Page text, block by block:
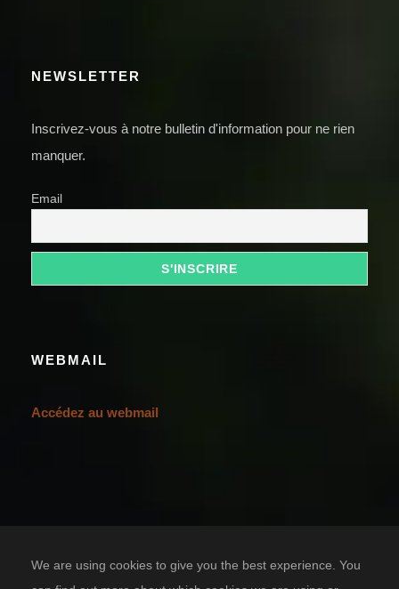
NEWSLETTER
Inscrivez-vous à notre bulletin d'information pour ne rien
manquer.
Email
WEBMAIL
Accédez au webmail
We are using cookies to give you the best experience. You